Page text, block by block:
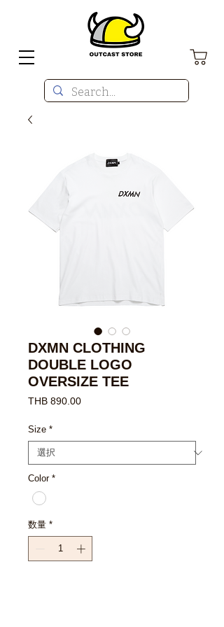
DXMN CLOTHING
DOUBLE LOGO
OVERSIZE TEE
THB 890.00価
Size *
Color *
数量 *